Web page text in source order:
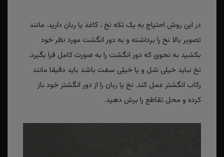
در این روش احتیاج به یک تکه نخ ، کاغذ یا ربان دارید. مانند
تصویر بالا نخ را برداشته و به دور انگشت مورد نظر خود
بکشید به نحوی که دور انگشت را به صورت کامل فرا بگیرد.
نخ نباید خیلی شل و یا خیلی سفت باشد باید دقیقا مانند
رکاب انگشتر عمل کند. نخ یا ربان را از دور انگشتر خود باز
کرده و محل تقاطع را برش دهید.